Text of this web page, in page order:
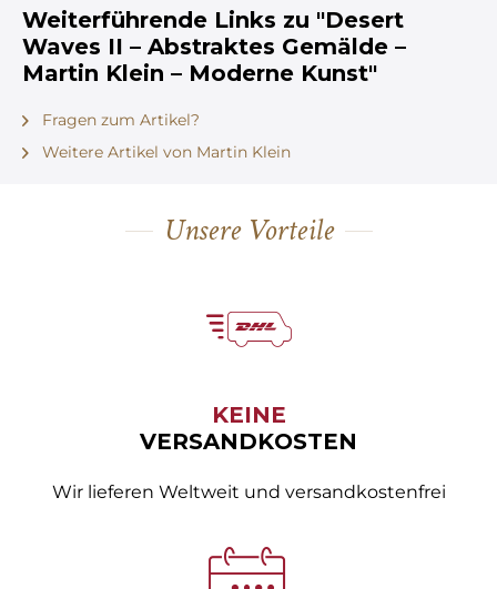
Weiterführende Links zu "Desert
Waves II – Abstraktes Gemälde –
Martin Klein – Moderne Kunst"
Fragen zum Artikel?
Weitere Artikel von Martin Klein
Unsere Vorteile
KEINE
VERSANDKOSTEN
Wir lieferen Weltweit und versandkostenfrei